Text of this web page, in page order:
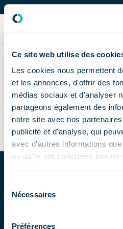
Ce site web utilise des
Les cookies nous permettent
et les annonces, d'offrir des
médias sociaux et d'analyser
partageons également des
notre site avec nos
publicité et d'analyse, qui
avec d'autres informations
ou qu'ils ont collectées lors de
Nécessaires
Préférences
Organisation professionnelle des
Aucun
Il semblerait que nous ne
cherchez. Une recherche
Recherche pour :